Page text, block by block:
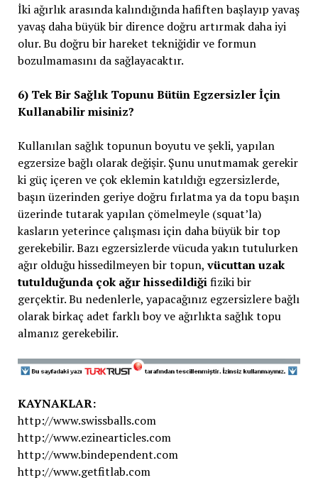
İki ağırlık arasında kalındığında hafiften başlayıp yavaş
yavaş daha büyük bir dirence doğru artırmak daha iyi
olur. Bu doğru bir hareket tekniğidir ve formun
bozulmamasını da sağlayacaktır.
6) Tek Bir Sağlık Topunu Bütün Egzersizler İçin
Kullanabilir misiniz?
Kullanılan sağlık topunun boyutu ve şekli, yapılan
egzersize bağlı olarak değişir. Şunu unutmamak gerekir
ki güç içeren ve çok eklemin katıldığı egzersizlerde,
başın üzerinden geriye doğru fırlatma ya da topu başın
üzerinde tutarak yapılan çömelmeyle (squat’la)
kasların yeterince çalışması için daha büyük bir top
gerekebilir. Bazı egzersizlerde vücuda yakın tutulurken
ağır olduğu hissedilmeyen bir topun,vücuttan uzak
tutulduğunda çok ağır hissedildiğifiziki bir
gerçektir. Bu nedenlerle, yapacağınız egzersizlere bağlı
olarak birkaç adet farklı boy ve ağırlıkta sağlık topu
almanız gerekebilir.
KAYNAKLAR:
http://www.swissballs.com
http://www.ezinearticles.com
http://www.bindependent.com
http://www.getfitlab.com